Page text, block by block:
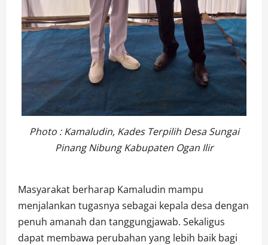
Photo : Kamaludin, Kades Terpilih Desa Sungai
Pinang Nibung Kabupaten Ogan Ilir
Masyarakat berharap Kamaludin mampu
menjalankan tugasnya sebagai kepala desa dengan
penuh amanah dan tanggungjawab. Sekaligus
dapat membawa perubahan yang lebih baik bagi